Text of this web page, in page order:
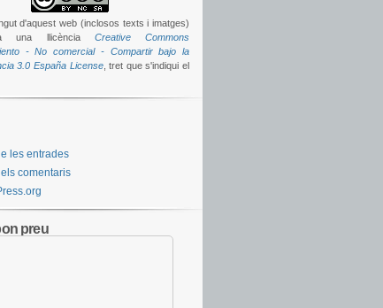
d'aquest web (inclosos texts i imatges)
una llicència Creative Commons
- No comercial - Compartir bajo la
3.0 España License, tret que s'indiqui el
les entrades
comentaris
preu